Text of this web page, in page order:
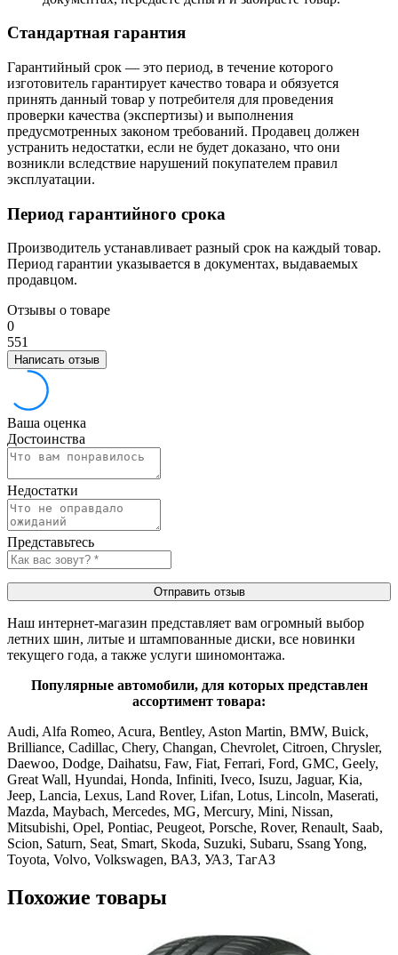
Стандартная гарантия
Гарантийный срок — это период, в течение которого
изготовитель гарантирует качество товара и обязуется
принять данный товар у потребителя для проведения
проверки качества (экспертизы) и выполнения
предусмотренных законом требований. Продавец должен
устранить недостатки, если не будет доказано, что они
возникли вследствие нарушений покупателем правил
эксплуатации.
Период гарантийного срока
Производитель устанавливает разный срок на каждый товар.
Период гарантии указывается в документах, выдаваемых
продавцом.
Отзывы о товаре
0
551
Написать отзыв
Ваша оценка
Достоинства
Недостатки
Представьтесь
Отправить отзыв
Наш интернет-магазин представляет вам огромный выбор
летних шин, литые и штампованные диски, все новинки
текущего года, а также услуги шиномонтажа.
Популярные автомобили, для которых представлен
ассортимент товара:
Audi, Alfa Romeo, Acura, Bentley, Aston Martin, BMW, Buick,
Brilliance, Cadillac, Chery, Changan, Chevrolet, Citroen, Chrysler,
Daewoo, Dodge, Daihatsu, Faw, Fiat, Ferrari, Ford, GMC, Geely,
Great Wall, Hyundai, Honda, Infiniti, Iveco, Isuzu, Jaguar, Kia,
Jeep, Lancia, Lexus, Land Rover, Lifan, Lotus, Lincoln, Maserati,
Mazda, Maybach, Mercedes, MG, Mercury, Mini, Nissan,
Mitsubishi, Opel, Pontiac, Peugeot, Porsche, Rover, Renault, Saab,
Scion, Saturn, Seat, Smart, Skoda, Suzuki, Subaru, Ssang Yong,
Toyota, Volvo, Volkswagen, ВАЗ, УАЗ, ТагАЗ
Похожие товары